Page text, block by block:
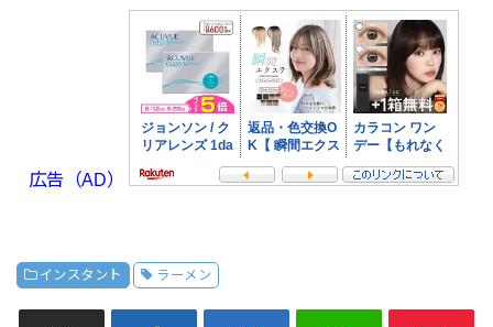
広告（AD）
インスタント ラーメン